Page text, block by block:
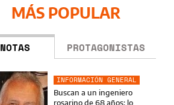
MÁS POPULAR
NOTAS PROTAGONISTAS
INFORMACIÓN GENERAL
Buscan a un ingeniero
rosarino de 68 años: lo